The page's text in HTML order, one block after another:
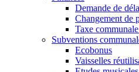
Demande de
Changement de
Taxe
Subventions
Ecobonus
Vaisselles